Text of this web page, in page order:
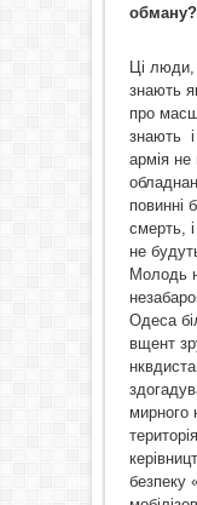
обману?
Ці люди,
знають
про
знають і
армія не
повинні
смерть,
не
Молодь
Одеса
вщент
мирного
безпеку